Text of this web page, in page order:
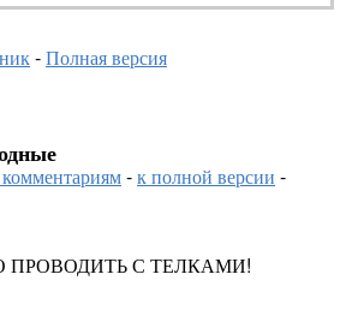
-Полная версия
-к полной версии -
С ТЕЛКАМИ!